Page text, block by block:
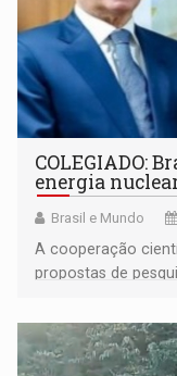
COLEGIADO:
energia
Brasil e Mundo
A cooperação
propostas de